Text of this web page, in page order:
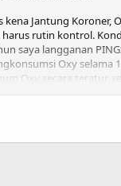
kena Jantung Koroner,
rutin kontrol.
saya langganan
Oxy selama
Oxy secara teratur,
penuturan dari saksi
bisa dilihat di :